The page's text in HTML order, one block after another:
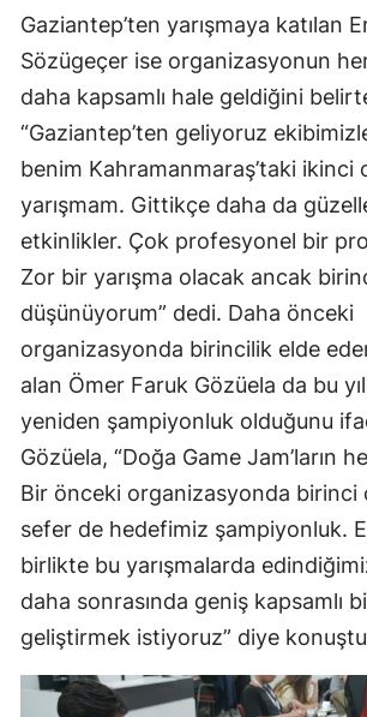
Gaziantep’ten yarışmaya katılan
Sözügeçer ise organizasyonun
daha kapsamlı hale geldiğini
“Gaziantep’ten geliyoruz
benim Kahramanmaraş’taki ikinci
yarışmam. Gittikçe daha da
etkinlikler. Çok profesyonel bir
Zor bir yarışma olacak ancak
düşünüyorum” dedi. Daha önceki
organizasyonda birincilik elde
alan Ömer Faruk Gözüela da bu
yeniden şampiyonluk olduğunu
Gözüela, “Doğa Game Jam’ların
Bir önceki organizasyonda birinci
sefer de hedefimiz şampiyonluk.
birlikte bu yarışmalarda
daha sonrasında geniş kapsamlı
geliştirmek istiyoruz” diye